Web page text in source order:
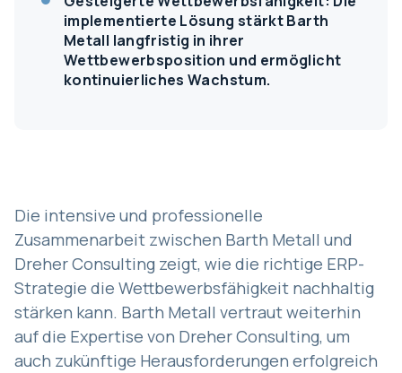
implementierte Lösung stärkt Barth
Metall langfristig in ihrer
Wettbewerbsposition und ermöglicht
kontinuierliches Wachstum.
Die intensive und professionelle
Zusammenarbeit zwischen Barth Metall und
Dreher Consulting zeigt, wie die richtige ERP-
Strategie die Wettbewerbsfähigkeit nachhaltig
stärken kann. Barth Metall vertraut weiterhin
auf die Expertise von Dreher Consulting, um
auch zukünftige Herausforderungen erfolgreich